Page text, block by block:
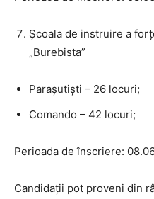
Școala de instruire a
„Burebista”
Parașutiști – 26 locuri;
Comando – 42 locuri;
Perioada de înscriere:
Candidații pot proveni din